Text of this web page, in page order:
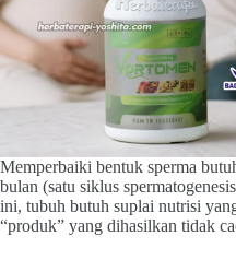
Memperbaiki bentuk sperma
bulan (satu siklus
ini, tubuh butuh suplai nutrisi
“produk” yang dihasilkan tidak